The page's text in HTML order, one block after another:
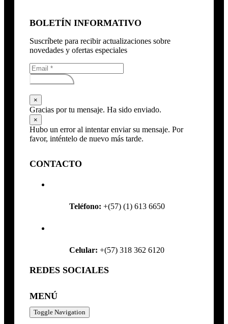
BOLETÍN INFORMATIVO
Suscríbete para recibir actualizaciones sobre
novedades y ofertas especiales
Subscribirse
×
Gracias por tu mensaje. Ha sido enviado.
×
Hubo un error al intentar enviar su mensaje. Por
favor, inténtelo de nuevo más tarde.
CONTACTO
Teléfono: +(57) (1) 613 6650
Celular: +(57) 318 362 6120
REDES SOCIALES
MENÚ
Toggle Navigation